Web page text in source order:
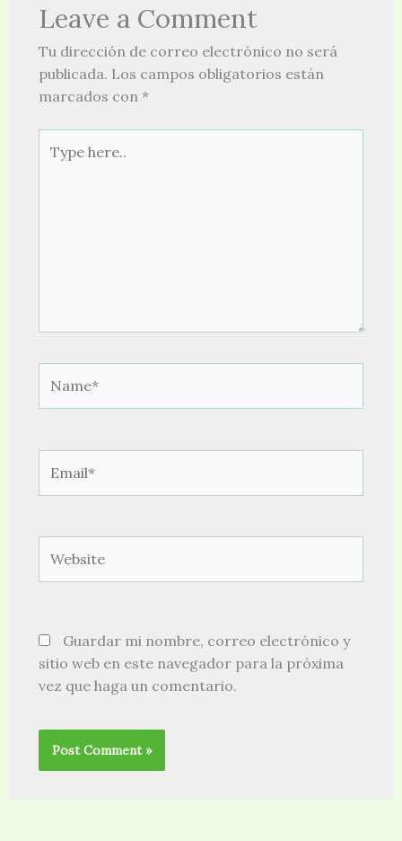
Leave a Comment
Tu dirección de correo electrónico no será
publicada. Los campos obligatorios están
marcados con *
here..
Guardar mi nombre, correo electrónico y
sitio web en este navegador para la próxima
vez que haga un comentario.